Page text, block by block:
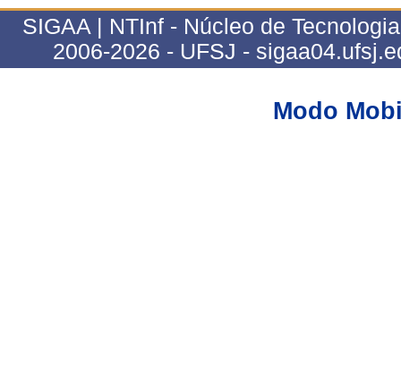
SIGAA | NTInf - Núcleo de
2006-2026 - UFSJ -
Modo